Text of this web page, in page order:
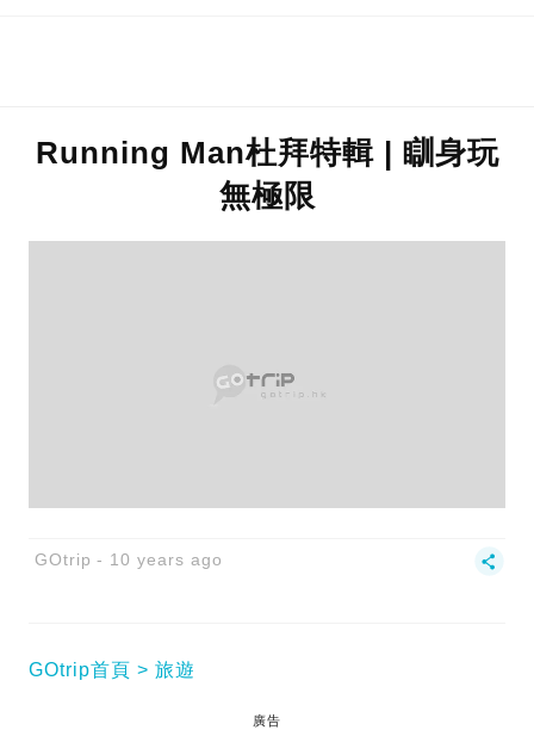
Running Man杜拜特輯 | 瞓身玩
無極限
GOtrip 10 years ago
GOtrip首頁 旅遊
廣告